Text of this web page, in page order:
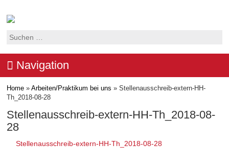
Suchen
Navigation
Home » Arbeiten/Praktikum bei uns » Stellenausschreib-extern-HH-
Th_2018-08-28
Stellenausschreib-extern-HH-Th_2018-08-
28
Stellenausschreib-extern-HH-Th_2018-08-28